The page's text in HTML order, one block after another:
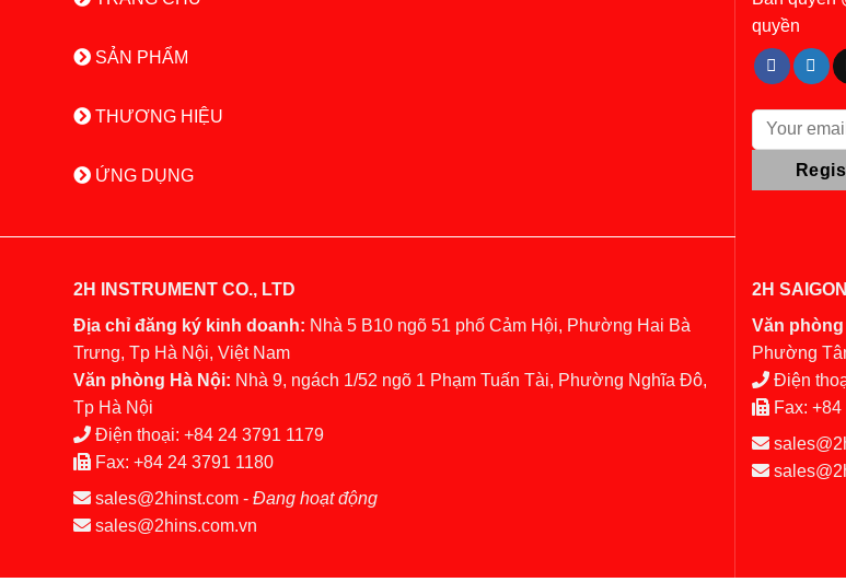
SẢN PHẨM
THƯƠNG HIỆU
ỨNG DỤNG
quyền
2H INSTRUMENT CO., LTD
Địa chỉ đăng ký kinh doanh: Nhà 5 B10 ngõ 51 phố Cảm Hội, Phường Hai Bà
Trưng, Tp Hà Nội, Việt Nam
Văn phòng Hà Nội: Nhà 9, ngách 1/52 ngõ 1 Phạm Tuấn Tài, Phường Nghĩa Đô,
Tp Hà Nội
Điện thoại: +84 24 3791 1179
Fax: +84 24 3791 1180
sales@2hinst.com - Đang hoạt động
sales@2hins.com.vn
2H
Văn phòng
Phường
Điện
Fax: +84